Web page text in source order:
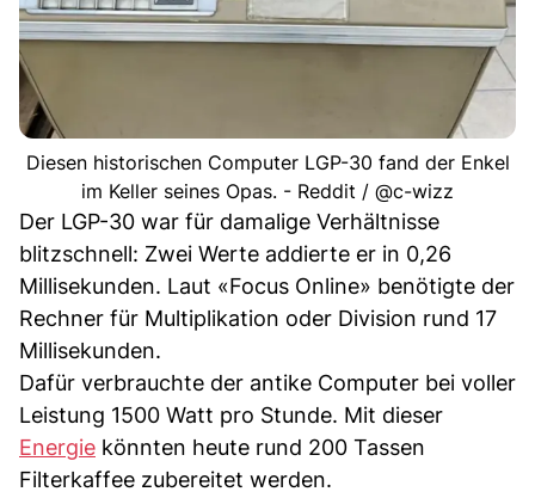
Diesen historischen Computer LGP-30 fand der Enkel
im Keller seines Opas. - Reddit / @c-wizz
Der LGP-30 war für damalige Verhältnisse
blitzschnell: Zwei Werte addierte er in 0,26
Millisekunden. Laut «Focus Online» benötigte der
Rechner für Multiplikation oder Division rund 17
Millisekunden.
Dafür verbrauchte der antike Computer bei voller
Leistung 1500 Watt pro Stunde. Mit dieser
Energie könnten heute rund 200 Tassen
Filterkaffee zubereitet werden.